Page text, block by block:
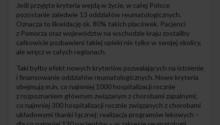
Jeśli przyjęte kryteria wejdą w życie, w całej Polsce
pozostanie zaledwie 13 oddziałów reumatologicznych.
Oznacza to likwidację ok. 80% takich placówek. Pacjenci
z Pomorza oraz województw na wschodzie kraju zostaliby
całkowicie pozbawieni takiej opieki nie tylko w swojej okolicy,
ale wręcz w całych regionach.
Taki byłby efekt nowych kryteriów pozwalających na istnienie
i finansowanie oddziałów reumatologicznych. Nowe kryteria
obejmują m.in. co najmniej 1000 hospitalizacji rocznie
z rozpoznaniem głównym związanym z chorobami zapalnymi;
co najmniej 300 hospitalizacji rocznie związanych z chorobami
układowymi tkanki łącznej; realizacja programów lekowych –